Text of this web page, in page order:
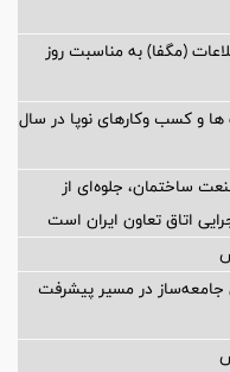
(مگفا) به مناسبت روز
و کسب وکارهای نوپا در سال
ساختمان، جلوه‌ای از
اتاق تعاون ایران است
جامعه‌ساز در مسیر پیشرفت